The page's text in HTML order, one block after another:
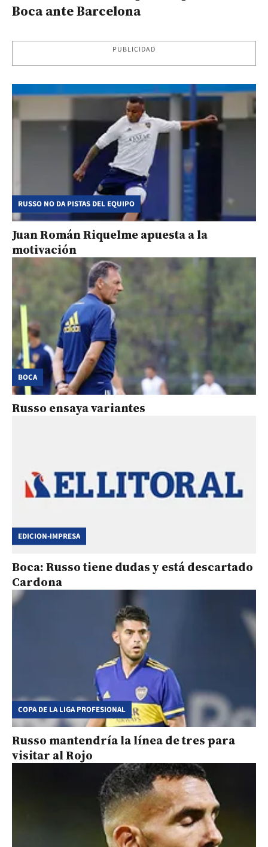
Boca ante Barcelona
PUBLICIDAD
RUSSO NO DA PISTAS DEL EQUIPO
Juan Román Riquelme apuesta a la
motivación
BOCA
Russo ensaya variantes
EDICION-IMPRESA
Boca: Russo tiene dudas y está descartado
Cardona
COPA DE LA LIGA PROFESIONAL
Russo mantendría la línea de tres para
visitar al Rojo